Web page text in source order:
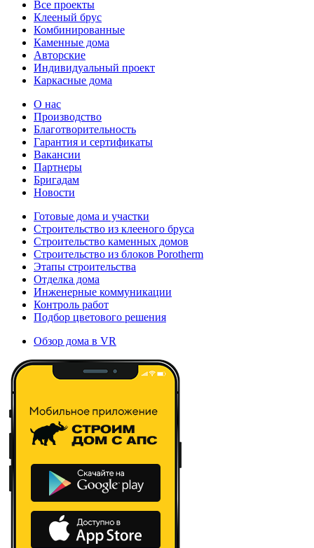
Все проекты
Клееный брус
Комбинированные
Каменные дома
Авторские
Индивидуальный проект
Каркасные дома
О нас
Производство
Благотворительность
Гарантия и сертификаты
Вакансии
Партнеры
Бригадам
Новости
Готовые дома и участки
Строительство из клееного бруса
Строительство каменных домов
Строительство из блоков Porotherm
Этапы строительства
Отделка дома
Инженерные коммуникации
Контроль работ
Подбор цветового решения
Обзор дома в VR